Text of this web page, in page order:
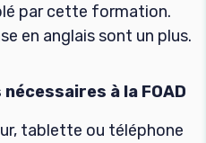
par cette formation.
en anglais sont un plus.
à la FOAD
tablette ou téléphone